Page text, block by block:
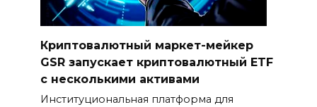
Криптовалютный маркет-мейкер
GSR запускает криптовалютный ETF
с несколькими активами
Институциональная платформа для